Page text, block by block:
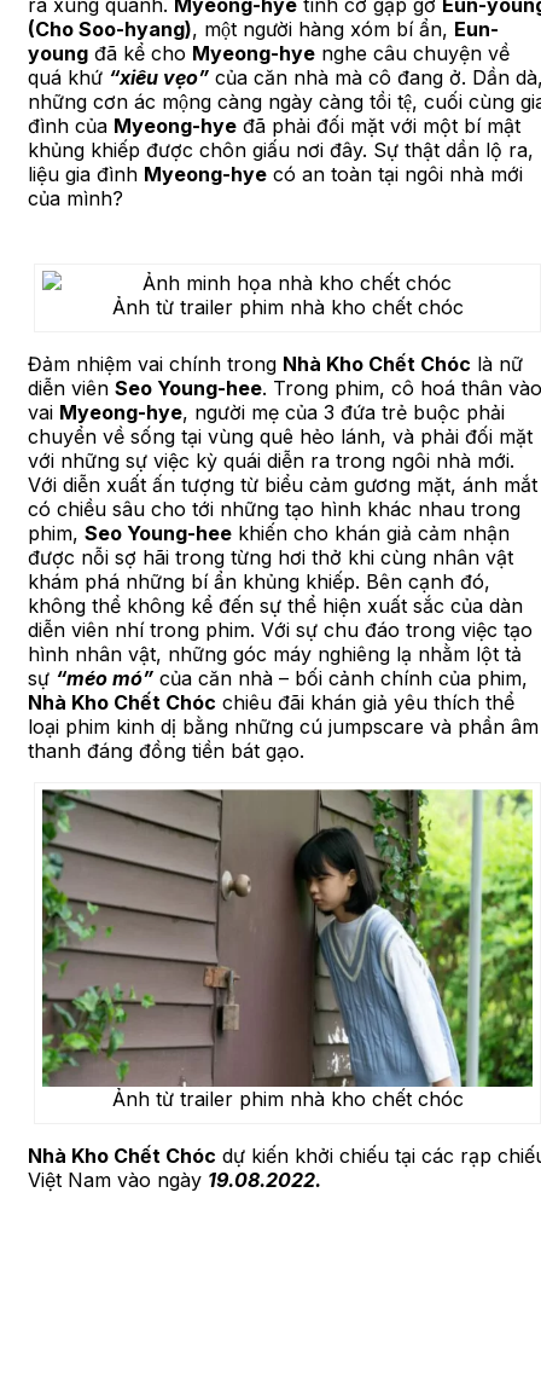
(Cho Soo-hyang), một người hàng xóm bí ẩn, Eun-
young đã kể cho Myeong-hye nghe câu chuyện về
quá khứ “xiêu vẹo” của căn nhà mà cô đang ở. Dần
những cơn ác mộng càng ngày càng tồi tệ, cuối cùng
đình của Myeong-hye đã phải đối mặt với một bí mật
khủng khiếp được chôn giấu nơi đây. Sự thật dần lộ ra,
liệu gia đình Myeong-hye có an toàn tại ngôi nhà mới
của mình?
Ảnh từ trailer phim nhà kho chết chóc
Đảm nhiệm vai chính trong Nhà Kho Chết Chóc là nữ
diễn viên Seo Young-hee. Trong phim, cô hoá thân vào
vai Myeong-hye, người mẹ của 3 đứa trẻ buộc phải
chuyển về sống tại vùng quê hẻo lánh, và phải đối mặt
với những sự việc kỳ quái diễn ra trong ngôi nhà mới.
Với diễn xuất ấn tượng từ biểu cảm gương mặt, ánh mắt
có chiều sâu cho tới những tạo hình khác nhau trong
phim, Seo Young-hee khiến cho khán giả cảm nhận
được nỗi sợ hãi trong từng hơi thở khi cùng nhân vật
khám phá những bí ẩn khủng khiếp. Bên cạnh đó,
không thể không kể đến sự thể hiện xuất sắc của dàn
diễn viên nhí trong phim. Với sự chu đáo trong việc tạo
hình nhân vật, những góc máy nghiêng lạ nhằm lột tả
sự “méo mó” của căn nhà – bối cảnh chính của phim,
Nhà Kho Chết Chóc chiêu đãi khán giả yêu thích thể
loại phim kinh dị bằng những cú jumpscare và phần âm
thanh đáng đồng tiền bát gạo.
Ảnh từ trailer phim nhà kho chết chóc
Nhà Kho Chết Chóc dự kiến khởi chiếu tại các rạp
Việt Nam vào ngày 19.08.2022.